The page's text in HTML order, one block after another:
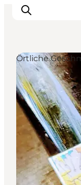
Events
Erlebnisse
Essen
Nützliches
Örtliche